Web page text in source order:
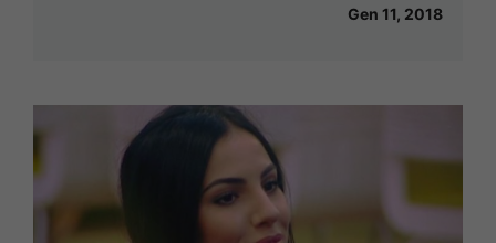
Gen 11, 2018